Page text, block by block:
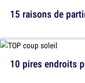
15 raisons de
10 pires endroits